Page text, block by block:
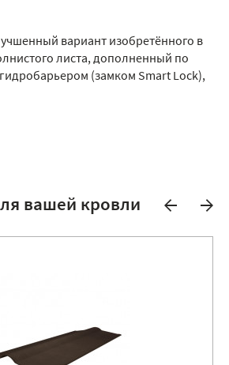
вариант изобретённого в
листа, дополненный по
(замком Smart Lock),
вашей кровли